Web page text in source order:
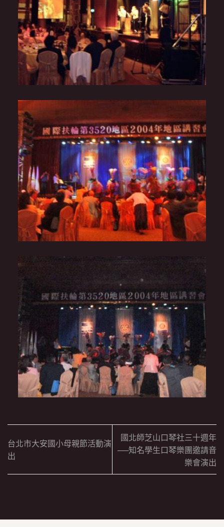
台北市大安國小母親節活動演
出
國北師芝山口琴社三十週年
──知名學生口琴樂團邀請音
樂會演出